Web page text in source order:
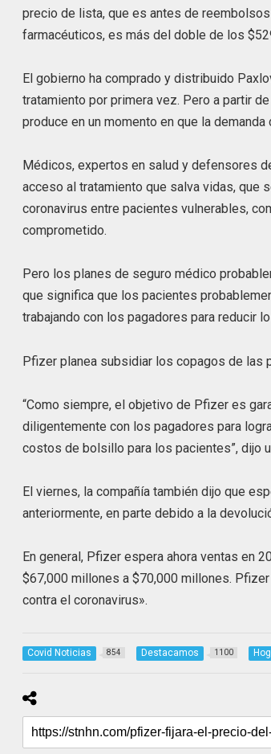
precio de lista, que es antes de
farmacéuticos, es más del doble de los
El gobierno ha comprado y distribuido
tratamiento por primera vez. Pero a partir
produce en un momento en que la
Médicos, expertos en salud y defensores
acceso al tratamiento que salva vidas, que
coronavirus entre pacientes vulnerables,
comprometido.
Pero los planes de seguro médico
que significa que los pacientes
trabajando con los pagadores para reducir
Pfizer planea subsidiar los copagos de las
“Como siempre, el objetivo de Pfizer es
diligentemente con los pagadores para
costos de bolsillo para los pacientes”, dijo
El viernes, la compañía también dijo que
anteriormente, en parte debido a la
En general, Pfizer espera ahora ventas en
$67,000 millones a $70,000 millones.
contra el coronavirus».
Covid Noticias 854 Destacamos 1100